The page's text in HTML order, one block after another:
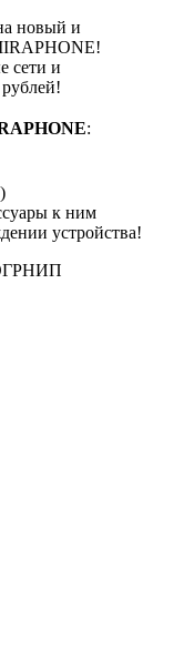
новый и
сети и
:
к ним
устройства!